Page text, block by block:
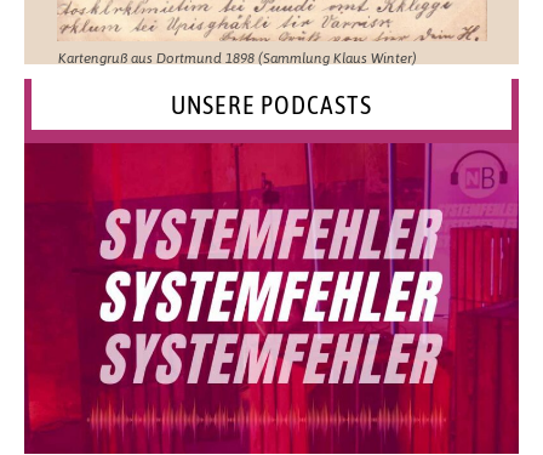
Kartengruß aus Dortmund 1898 (Sammlung Klaus Winter)
UNSERE PODCASTS